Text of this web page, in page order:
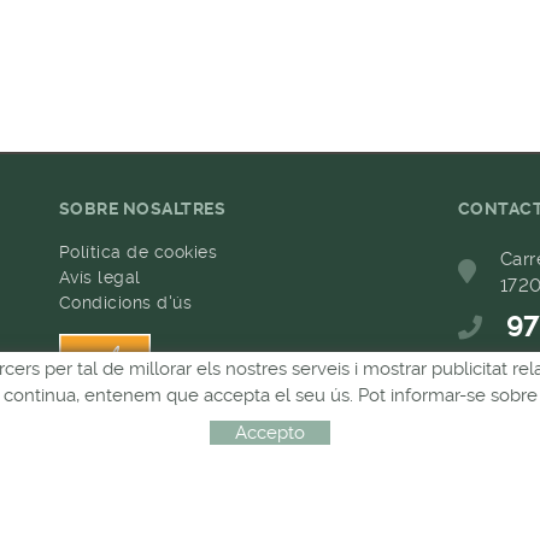
SOBRE NOSALTRES
Política de cookies
Avís legal
Condicions d'ús
per tal de millorar els nostres serveis i mostrar publicitat
entenem que accepta el seu ús. Pot informar-se
Accepto